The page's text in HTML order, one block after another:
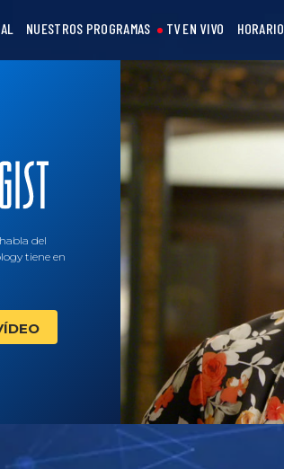
NUESTROS PROGRAMAS TV EN VIVO HORARIO
del
tiene en